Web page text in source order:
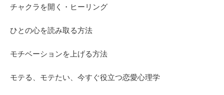
チャクラを開く・ヒーリング
ひとの心を読み取る方法
モチベーションを上げる方法
モテる、モテたい、今すぐ役立つ恋愛心理学